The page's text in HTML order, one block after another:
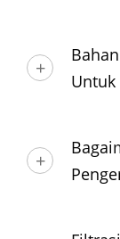
Untuk